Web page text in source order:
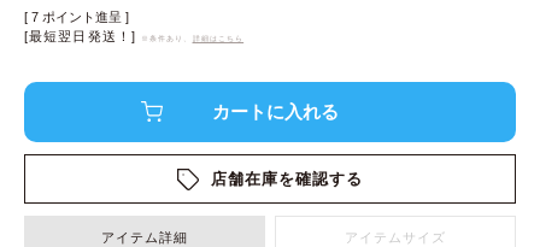
[ 7 ポイント進呈 ]
[最短翌日発送！]
※条件あり、 詳細はこちら
店舗在庫を確認する
アイテム詳細 アイテムサイズ